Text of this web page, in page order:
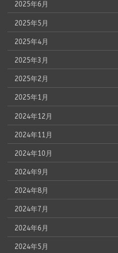
2025年6月
2025年5月
2025年4月
2025年3月
2025年2月
2025年1月
2024年12月
2024年11月
2024年10月
2024年9月
2024年8月
2024年7月
2024年6月
2024年5月